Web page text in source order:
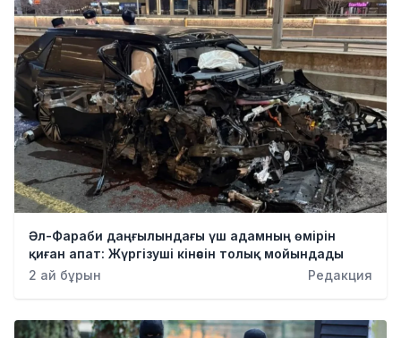
Әл-Фараби даңғылындағы үш адамның өмірін
қиған апат: Жүргізуші кінәсін толық мойындады
2 ай бұрын
Редакция